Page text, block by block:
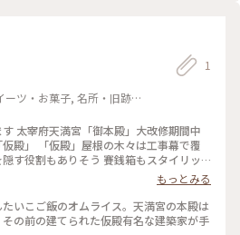
三ヽ|ﾟωﾟ|ﾉ 現在ご本殿は工事
します。 屋根の上に木がたっててなんだ
く参拝を済ませ御朱印をいただき、境内
い境内は見て歩くのも楽しくて、あっとい
ツ・お菓子, 名所・旧跡,
1
太宰府天満宮「御本殿」大改修期間中
は工事幕で覆
ありそう 賽銭箱もスタイリッ
定 #太宰府
もっとみる
いこご飯のオムライス。天満宮の本殿は
の前の建てられた仮殿有名な建築家が手